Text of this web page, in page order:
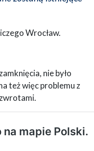
Wrocław.
nie było
też więc problemu z